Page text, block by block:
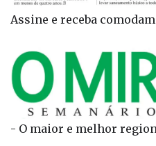
Assine e receba
- O maior e melhor